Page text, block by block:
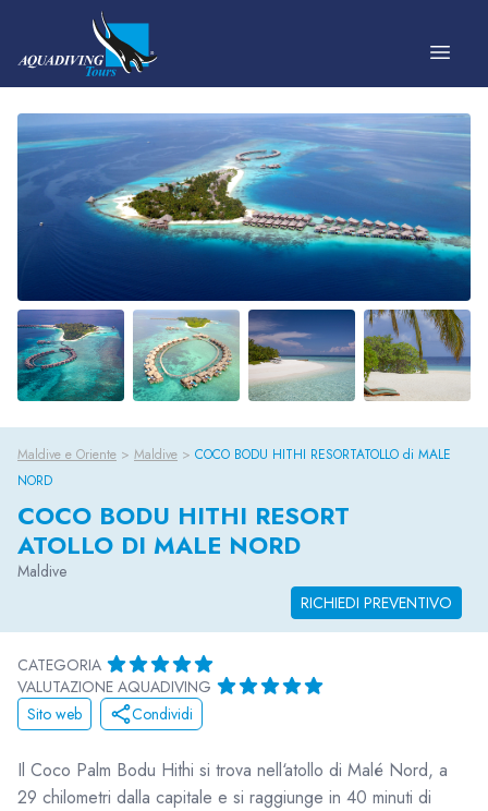
Vai al contenuto
Maldive e Oriente > Maldive > COCO BODU HITHI RESORTATOLLO di MALE
NORD
COCO BODU HITHI RESORT
ATOLLO DI MALE NORD
Maldive
RICHIEDI PREVENTIVO
CATEGORIA
VALUTAZIONE AQUADIVING
Sito web
Condividi
Il Coco Palm Bodu Hithi si trova nell‘atollo di Malé Nord, a
29 chilometri dalla capitale e si raggiunge in 40 minuti di